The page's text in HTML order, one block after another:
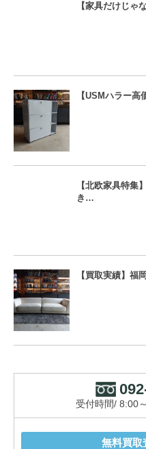
【家具だけじゃ
【USMハラー
【北欧家具特集
き…
【買取実績】
受付時間/ 8:00
無料買取